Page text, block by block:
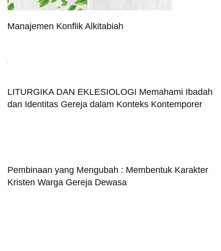
Manajemen Konflik Alkitabiah
LITURGIKA DAN EKLESIOLOGI Memahami Ibadah
dan Identitas Gereja dalam Konteks Kontemporer
Pembinaan yang Mengubah : Membentuk Karakter
Kristen Warga Gereja Dewasa